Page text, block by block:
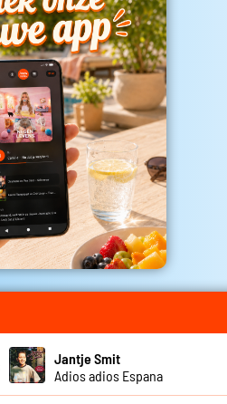
Jantje Smit
Adios adios Espana